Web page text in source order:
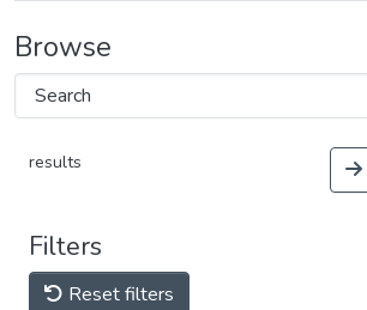
Browse
results
Filters
Reset filters